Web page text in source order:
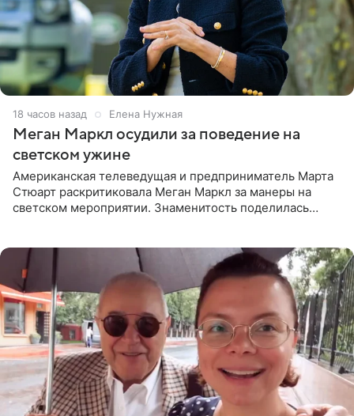
18 часов назад Елена Нужная
Меган Маркл осудили за поведение на
светском ужине
Американская телеведущая и предприниматель Марта
Стюарт раскритиковала Меган Маркл за манеры на
светском мероприятии. Знаменитость поделилась